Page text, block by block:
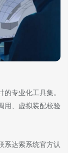
专业化工具集。
用、虚拟装配校验
系达索系统官方认